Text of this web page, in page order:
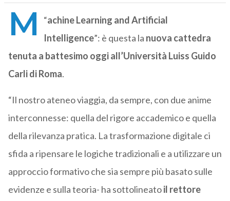
“
M
achine Learning and Artificial
Intelligence”: è questa la nuova cattedra
tenuta a battesimo oggi all’Università Luiss Guido
Carli di Roma.
“Il nostro ateneo viaggia, da sempre, con due anime
interconnesse: quella del rigore accademico e quella
della rilevanza pratica. La trasformazione digitale ci
sfida a ripensare le logiche tradizionali e a utilizzare un
approccio formativo che sia sempre più basato sulle
evidenze e sulla teoria- ha sottolineatoil rettore